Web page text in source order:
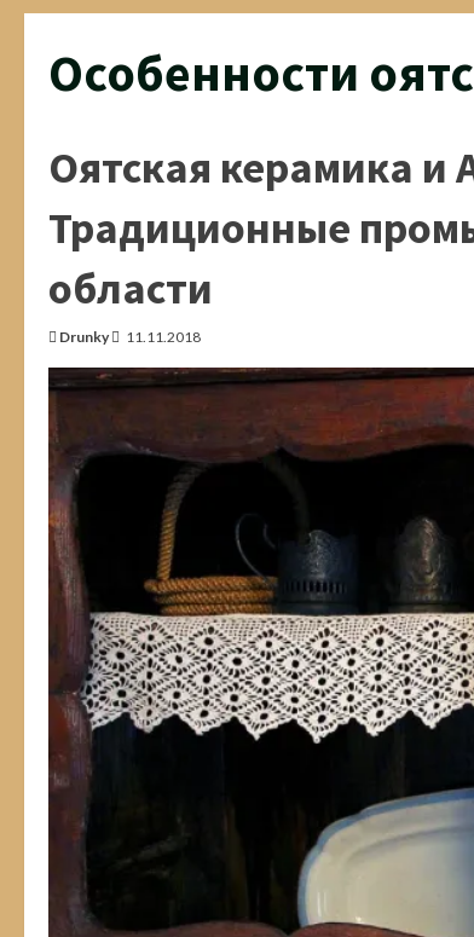
Особенности
Оятская керамика
Традиционные
области
Drunky 11.11.2018